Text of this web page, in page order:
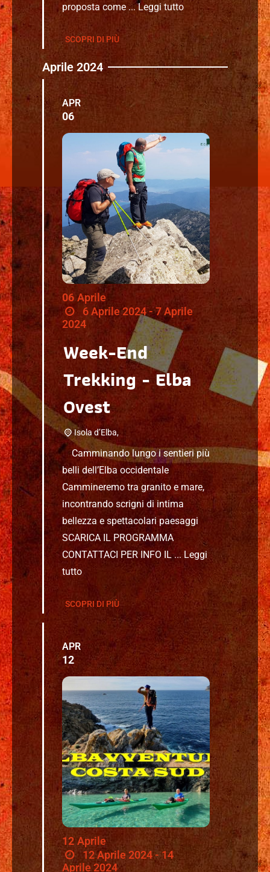
proposta come ...Leggi tutto
SCOPRI DI PIÙ
Aprile 2024
APR
06
06 Aprile
6 Aprile 2024 - 7 Aprile
2024
Week-End
Trekking - Elba
Ovest
Isola d’Elba,
Camminando lungo i sentieri più
belli dell’Elba occidentale
Cammineremo tra granito e mare,
incontrando scrigni di intima
bellezza e spettacolari paesaggi
SCARICA IL PROGRAMMA
CONTATTACI PER INFO IL ...Leggi
tutto
SCOPRI DI PIÙ
APR
12
12 Aprile
12 Aprile 2024 - 14
Aprile 2024